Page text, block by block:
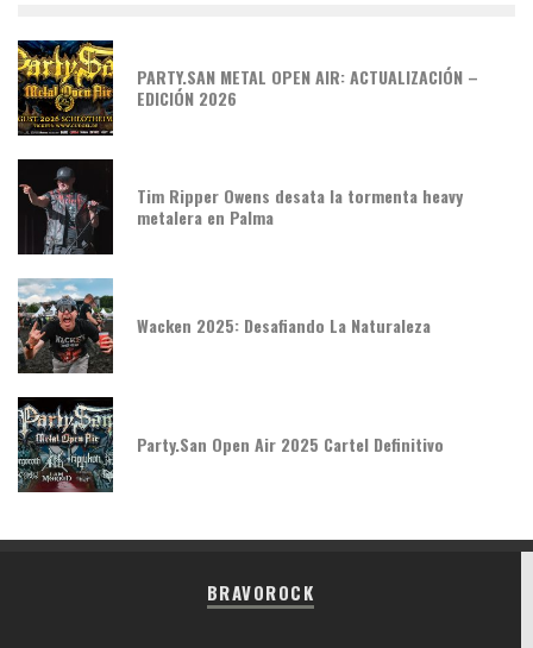
PARTY.SAN METAL OPEN AIR: ACTUALIZACIÓN –
EDICIÓN 2026
Tim Ripper Owens desata la tormenta heavy
metalera en Palma
Wacken 2025: Desafiando La Naturaleza
Party.San Open Air 2025 Cartel Definitivo
BRAVOROCK